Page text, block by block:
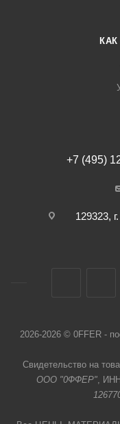
+7 (495)
129323,
2026-2026 © 0FFER -
Свидетельство на
ООО "0ФФЕР", ИНН